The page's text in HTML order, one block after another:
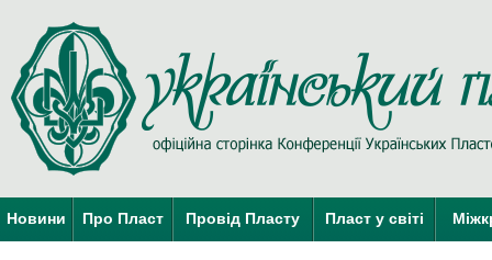
Новини Про Пласт Провід Пласту Пласт у світі